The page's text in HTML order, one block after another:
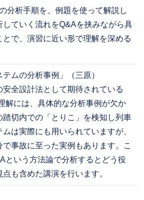
分析手順を、例題を使って解説し
していく流れをQ&Aを挟みながら具
で、演習に近い形で理解を深める
テムの分析事例」（三原）
全設計法として期待されている
解には、具体的な分析事例が欠か
踏切内での「とりこ」を検知し列車
は実際にも用いられていますが、
事故に至った実例もあります。こ
という方法論で分析するとどう役
も含めた講演を行います。